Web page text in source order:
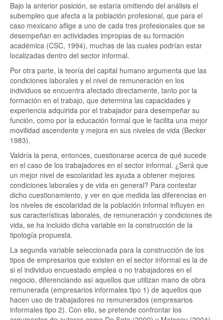
Bajo la anterior posición, se estaría omitiendo del análisis el
subempleo que afecta a la población profesional, que para el
caso mexicano aflige a uno de cada tres profesionales que se
desempeñan en actividades impropias de su formación
académica (CSC, 1994), muchas de las cuales podrían estar
localizadas dentro del sector informal.
Por otra parte, la teoría del capital humano argumenta que las
condiciones laborales y el nivel de remuneración en los
individuos se encuentra afectado directamente, tanto por la
formación en el trabajo, que determina las capacidades y
experiencia adquirida por el trabajador para desempeñar su
función, como por la educación formal que le facilita una mejor
movilidad ascendente y mejora en sus niveles de vida (Becker
1983).
Valdría la pena, entonces, cuestionarse acerca de qué sucede
en el caso de los trabajadores en el sector informal. ¿Será que
un mejor nivel de escolaridad les ayuda a obtener mejores
condiciones laborales y de vida en general? Para contestar
dicho cuestionamiento, y ver en que medida las diferencias en
los niveles de escolaridad de la población informal influyen en
sus características laborales, de remuneración y condiciones de
vida, se ha incluido dicha variable en la construcción de la
tipología propuesta.
La segunda variable seleccionada para la construcción de los
tipos de empresarios que existen en el sector informal es la de
si el individuo encuestado emplea o no trabajadores en el
negocio, diferenciando así aquellos que utilizan mano de obra
remunerada (empresarios informales tipo 1) de aquellos que
hacen uso de trabajadores no remunerados (empresarios
informales tipo 2). Con ello, se pretende confrontar los